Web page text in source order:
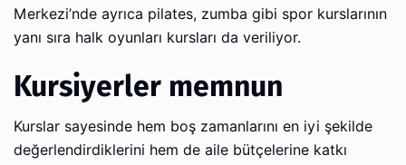
Merkezi’nde ayrıca pilates, zumba gibi spor kurslarının
yanı sıra halk oyunları kursları da veriliyor.
Kursiyerler memnun
Kurslar sayesinde hem boş zamanlarını en iyi şekilde
değerlendirdiklerini hem de aile bütçelerine katkı